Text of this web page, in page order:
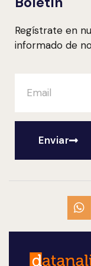
Regístrate en
informado de
Enviar